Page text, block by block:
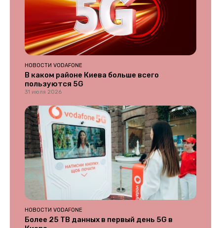
НОВОСТИ VODAFONE
В каком районе Киева больше всего
пользуются 5G
31 июля 2026
НОВОСТИ VODAFONE
Более 25 ТВ данных в первый день 5G в